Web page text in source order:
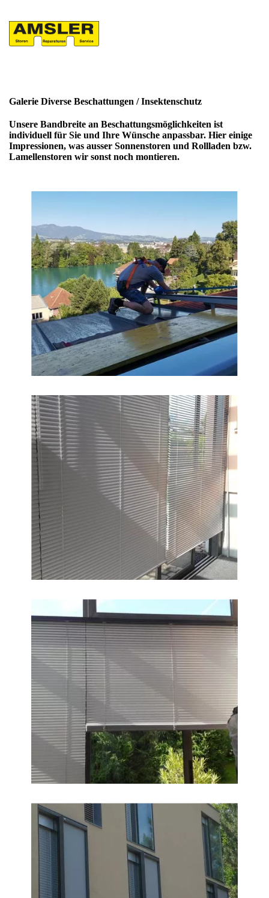
Galerie Diverse Beschattungen / Insektenschutz
Unsere Bandbreite an Beschattungsmöglichkeiten ist
individuell für Sie und Ihre Wünsche anpassbar. Hier einige
Impressionen, was ausser Sonnenstoren und Rollladen bzw.
Lamellenstoren wir sonst noch montieren.